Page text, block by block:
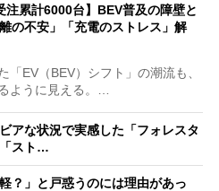
注累計6000台】BEV普及の障壁と
の不安」「充電のストレス」解
EV（BEV）シフト」の潮流も、
ように見える。…
アな状況で実感した「フォレスタ
スト…
？」と戸惑うのには理由があっ